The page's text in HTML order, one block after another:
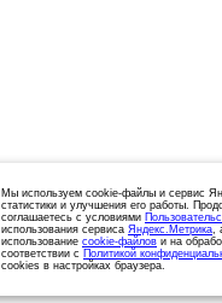
Мы используем cookie-файлы и сервис
статистики и улучшения его работы.
соглашаетесь с условиями
использования сервиса Яндекс.Метрика,
использование cookie-файлов и на
соответствии с Политикой
cookies в настройках браузера.